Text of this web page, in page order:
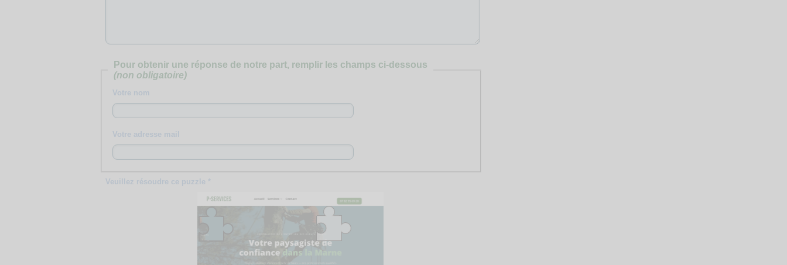
Pour obtenir une réponse de notre part, remplir les champs ci-dessous
(non obligatoire)
Votre nom
Votre adresse mail
Veuillez résoudre ce puzzle *